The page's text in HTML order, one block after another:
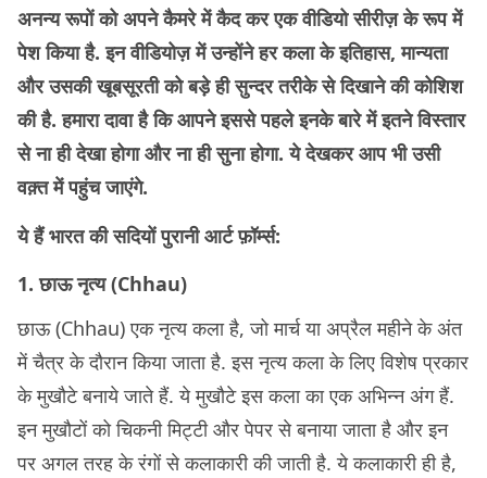
अनन्य रूपों को अपने कैमरे में कैद कर एक वीडियो सीरीज़ के रूप में
पेश किया है. इन वीडियोज़ में उन्होंने हर कला के इतिहास, मान्यता
और उसकी खूबसूरती को बड़े ही सुन्दर तरीके से दिखाने की कोशिश
की है. हमारा दावा है कि आपने इससे पहले इनके बारे में इतने विस्तार
से ना ही देखा होगा और ना ही सुना होगा. ये देखकर आप भी उसी
वक़्त में पहुंच जाएंगे.
ये हैं भारत की सदियों पुरानी आर्ट फ़ॉर्म्स:
1. छाऊ नृत्य (Chhau)
छाऊ (Chhau) एक नृत्य कला है, जो मार्च या अप्रैल महीने के अंत
में चैत्र के दौरान किया जाता है. इस नृत्य कला के लिए विशेष प्रकार
के मुखौटे बनाये जाते हैं. ये मुखौटे इस कला का एक अभिन्न अंग हैं.
इन मुखौटों को चिकनी मिट्टी और पेपर से बनाया जाता है और इन
पर अगल तरह के रंगों से कलाकारी की जाती है. ये कलाकारी ही है,